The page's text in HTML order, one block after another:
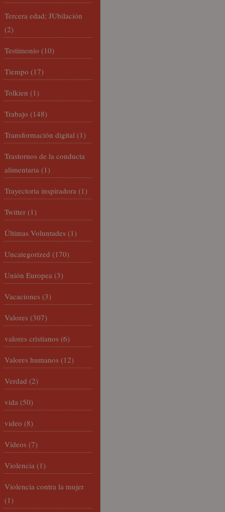
Tercera edad; JUbilación
(2)
Testimonio (10)
Tiempo (17)
Tolkien (1)
Trabajo (148)
Transformación digital (1)
Trastornos de la conducta
alimentaria (1)
Trayectoria inspiradora (1)
Twitter (1)
Últimas Voluntades (1)
Uncategorized (170)
Unión Europea (3)
Vacaciones (3)
Valores (307)
valores cristianos (6)
Valores humanos (12)
Verdad (2)
vida (50)
video (8)
Vídeos (7)
Violencia (1)
Violencia contra la mujer
(1)